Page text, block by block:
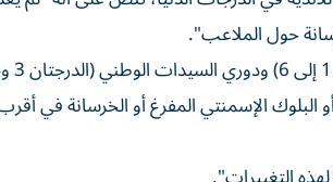
حول الملاعب".
البلوك الإسمنتي المفرغ أو الخرسانة في